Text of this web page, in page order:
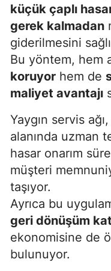
küçük çaplı
gerek kalmadan
giderilmesini
Bu yöntem, hem
koruyor hem de
maliyet avantajı
Yaygın servis
alanında uzman
hasar onarım
müşteri
taşıyor.
Ayrıca bu
geri dönüşüm
ekonomisine de
bulunuyor.